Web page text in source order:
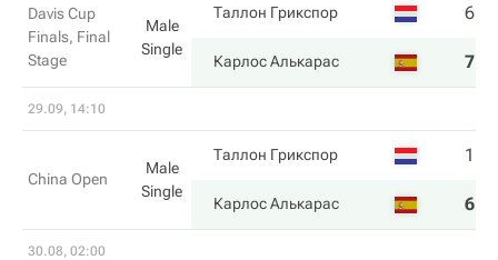
Davis Cup
Finals, Final
Stage
Male
Single
Таллон Грикспор 6
Карлос Алькарас 7
29.09, 14:10
China Open
Male
Single
Таллон Грикспор 1
Карлос Алькарас 6
30.08, 02:00